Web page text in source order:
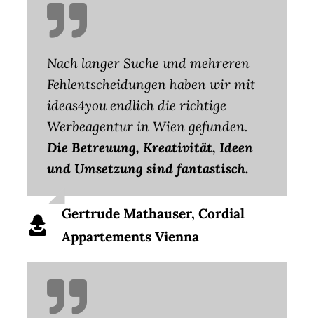
Nach langer Suche und mehreren
Fehlentscheidungen haben wir mit
ideas4you endlich die richtige
Werbeagentur in Wien gefunden.
Die Betreuung, Kreativität, Ideen
und Umsetzung sind fantastisch.
Gertrude Mathauser, Cordial
Appartements Vienna